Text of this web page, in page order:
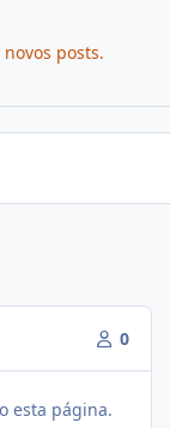
posts.
0
esta página.